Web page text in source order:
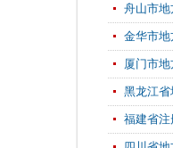
舟山市
金华市
厦门市
黑龙江
福建省